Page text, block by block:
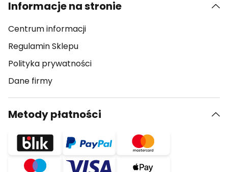
Informacje na stronie
Centrum informacji
Regulamin Sklepu
Polityka prywatności
Dane firmy
Metody płatności